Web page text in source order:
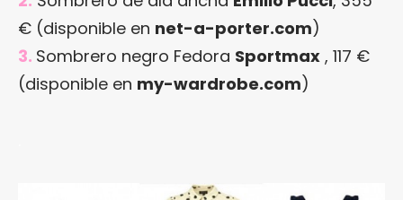
€ (disponible en net-a-porter.com)
3. Sombrero negro Fedora Sportmax , 117 €
(disponible en my-wardrobe.com)